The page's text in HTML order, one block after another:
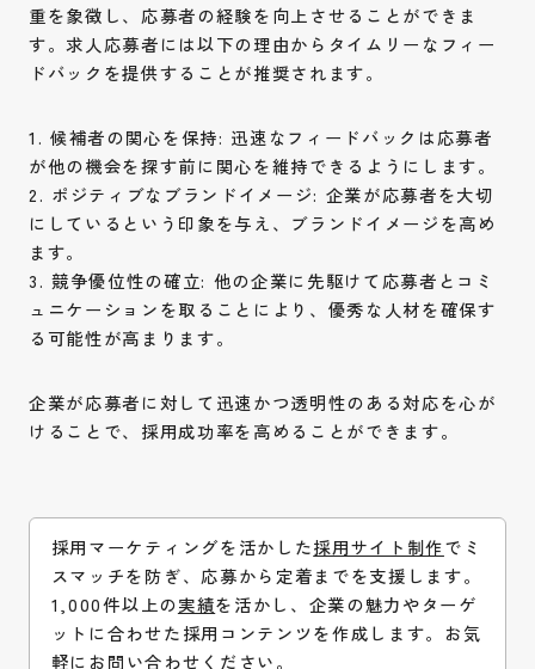
重を象徴し、応募者の経験を向上させることができま
す。求人応募者には以下の理由からタイムリーなフィー
ドバックを提供することが推奨されます。
1. 候補者の関心を保持: 迅速なフィードバックは応募者
が他の機会を探す前に関心を維持できるようにします。
2. ポジティブなブランドイメージ: 企業が応募者を大切
にしているという印象を与え、ブランドイメージを高め
ます。
3. 競争優位性の確立: 他の企業に先駆けて応募者とコミ
ュニケーションを取ることにより、優秀な人材を確保す
る可能性が高まります。
企業が応募者に対して迅速かつ透明性のある対応を心が
けることで、採用成功率を高めることができます。
採用マーケティングを活かした採用サイト制作でミ
スマッチを防ぎ、応募から定着までを支援します。
1,000件以上の実績を活かし、企業の魅力やターゲ
ットに合わせた採用コンテンツを作成します。お気
軽に お問い合わせください。